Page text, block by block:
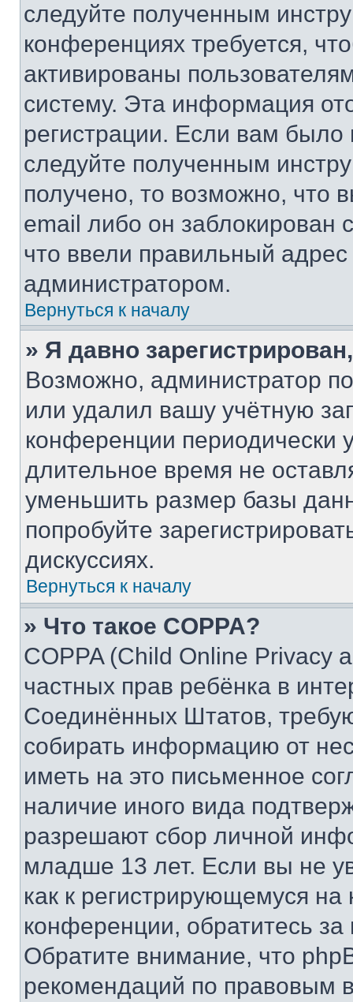
следуйте полученным
конференциях требуется,
активированы
систему. Эта информация
регистрации. Если вам
следуйте полученным
получено, то возможно, что
email либо он
что ввели правильный адрес
администратором.
Вернуться к началу
» Я давно
Возможно, администратор
или удалил вашу учётную
конференции периодически
длительное время не
уменьшить размер базы
попробуйте
дискуссиях.
Вернуться к началу
» Что такое COPPA?
COPPA (Child Online Privacy
частных прав ребёнка в
Соединённых Штатов,
собирать информацию от
иметь на это письменное
наличие иного вида
разрешают сбор личной
младше 13 лет. Если вы не
как к регистрирующемуся
конференции, обратитесь
Обратите внимание, что
рекомендаций по правовым